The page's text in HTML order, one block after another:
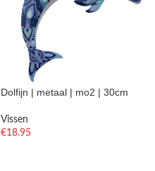
Dolfijn | metaal | mo2 | 30cm
Vissen
€18.95